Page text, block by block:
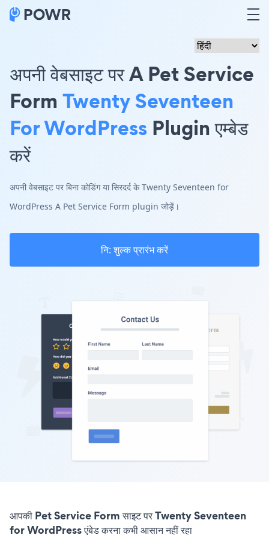
अपनी वेबसाइट पर A Pet Service
Form Twenty Seventeen
For WordPress Plugin एम्बेड
करें
अपनी वेबसाइट पर बिना कोडिंग या सिरदर्द के Twenty Seventeen for
WordPress A Pet Service Form plugin जोड़ें।
नि: शुल्क प्रारंभ करें
आपकी Pet Service Form साइट पर Twenty Seventeen
for WordPress एंबेड करना कभी आसान नहीं रहा